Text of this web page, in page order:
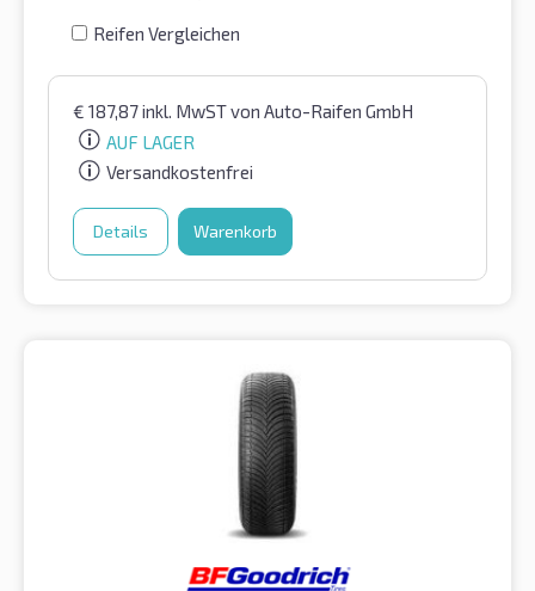
Reifen Vergleichen
€ 187,87inkl. MwSTvon Auto-Raifen GmbH
AUF LAGER
Versandkostenfrei
Details Warenkorb